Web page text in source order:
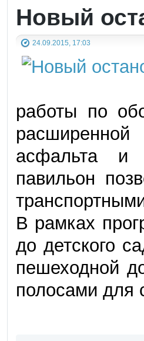
Новый
24.09.2015, 17:03
работы по
расширенной
асфальта и
павильон
В рамках
до детского
пешеходной
полосами для